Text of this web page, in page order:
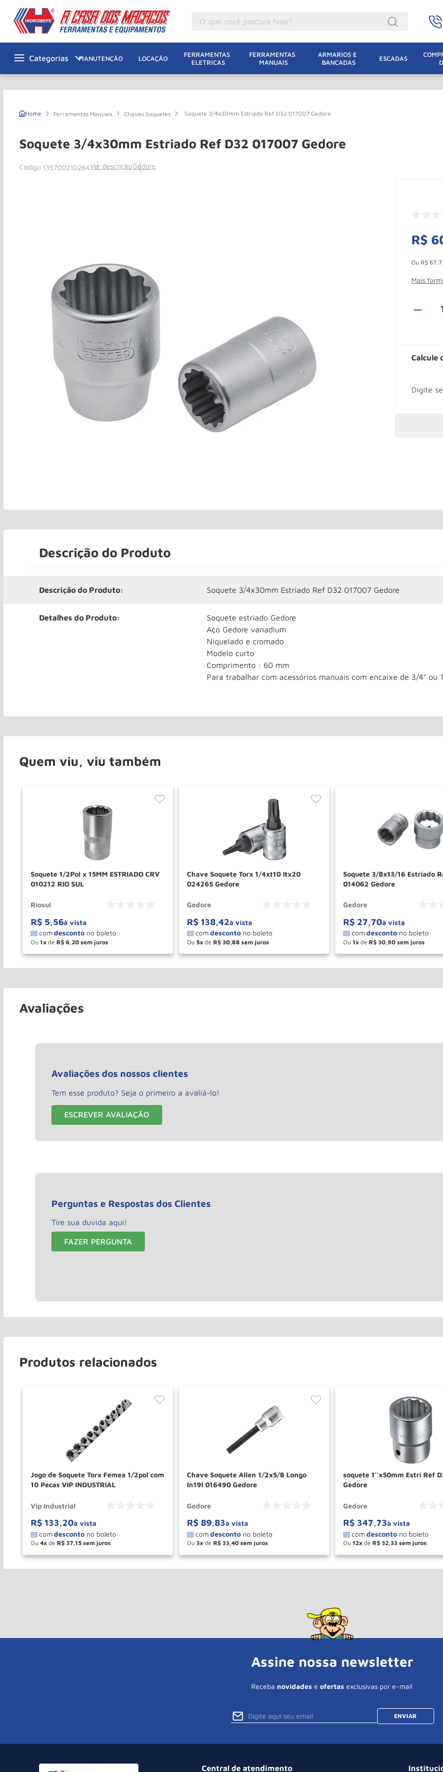
MANUTENÇÃO LOCAÇÃO
FERRAMENTAS
ELETRICAS
FERRAMENTAS
MANUAIS
ARMARIOS E
BANCADAS
ESCADAS
Ferramentas Manuais Chaves Soquetes Soquete 3/4x30mm Estriado Ref D32 017007 Gedore
Soquete 3/4x30mm Estriado Ref D32 017007 Gedore
135700210264Ver descriçãoGedore
R$
Ou R$ 67,
Mais
Calcule
Descrição do Produto
Descrição do Produto: Soquete 3/4x30mm Estriado Ref D32 017007 Gedore
Detalhes do Produto:
Soquete estriado Gedore
Aço Gedore vanadium
Niquelado e cromado
Modelo curto
Comprimento : 60 mm
Para trabalhar com acessórios manuais com encaixe de 3/4" ou
Quem viu, viu também
Soquete 1/2Pol x 15MM ESTRIADO CRV
010212 RIO SUL
Riosul
R$ 5,56à vista
Ou 1 de R$ 6 20
＋
－ COMPRAR
Chave Soquete Torx 1/4xt10 Itx20
024265 Gedore
Gedore
R$ 138,42à vista
Ou 5 de R$ 30 88
＋
－ COMPRAR
Soquete 3/8x13/16 Estriado
014062 Gedore
Gedore
R$ 27,70à vista
Ou 1 de R$ 30 90
＋
－
Avaliações
Avaliações dos nossos clientes
Tem esse produto? Seja o primeiro a avaliá-lo!
ESCREVER AVALIAÇÃO
Perguntas e Respostas dos Clientes
Tire sua duvida aqui!
FAZER PERGUNTA
Produtos relacionados
Jogo de Soquete Torx Femea 1/2pol com
10 Pecas VIP INDUSTRIAL
Vip Industrial
R$ 133,20à vista
Ou 4 de R$ 37,15
＋
－ COMPRAR
Chave Soquete Allen 1/2x5/8 Longo
In19l 016490 Gedore
Gedore
R$ 89,83à vista
Ou 3 de R$ 33,40
＋
－ COMPRAR
soquete 1''x50mm Estri Ref
Gedore
Gedore
R$ 347,73à vista
Ou 12 de R$ 32,33
＋
－
Assine nossa newsletter
Receba novidades e ofertas exclusivas por e-mail
ENVIAR
Central de atendimento
1º Macacos
6º Talha Eletrica